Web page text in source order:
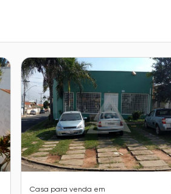
Casa para venda em